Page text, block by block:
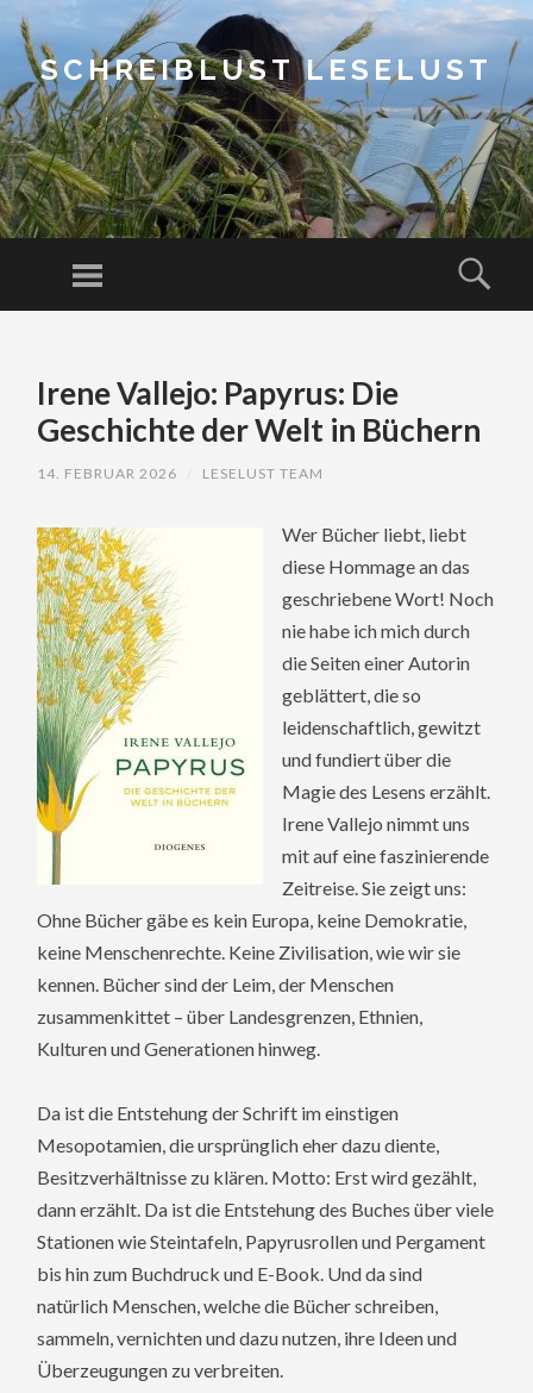
SCHREIBLUST LESELUST
Menu
CONTENTIrene Vallejo: Papyrus: Die
Geschichte der Welt in Büchern
14. FEBRUAR 2026 LESELUST TEAM
Wer Bücher liebt, liebt
diese Hommage an das
geschriebene Wort! Noch
nie habe ich mich durch
die Seiten einer Autorin
geblättert, die so
leidenschaftlich, gewitzt
und fundiert über die
Magie des Lesens erzählt.
Irene Vallejo nimmt uns
mit auf eine faszinierende
Zeitreise. Sie zeigt uns:
Ohne Bücher gäbe es kein Europa, keine Demokratie,
keine Menschenrechte. Keine Zivilisation, wie wir sie
kennen. Bücher sind der Leim, der Menschen
zusammenkittet – über Landesgrenzen, Ethnien,
Kulturen und Generationen hinweg.
Da ist die Entstehung der Schrift im einstigen
Mesopotamien, die ursprünglich eher dazu diente,
Besitzverhältnisse zu klären. Motto: Erst wird gezählt,
dann erzählt. Da ist die Entstehung des Buches über viele
Stationen wie Steintafeln, Papyrusrollen und Pergament
bis hin zum Buchdruck und E-Book. Und da sind
natürlich Menschen, welche die Bücher schreiben,
sammeln, vernichten und dazu nutzen, ihre Ideen und
Überzeugungen zu verbreiten.